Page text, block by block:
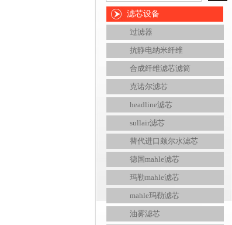
滤芯设备
过滤器
抗静电纳米纤维
合成纤维滤芯滤筒
克诺尔滤芯
headline滤芯
sullair滤芯
替代进口颇尔水滤芯
德国mahle滤芯
玛勒mahle滤芯
mahle玛勒滤芯
油雾滤芯